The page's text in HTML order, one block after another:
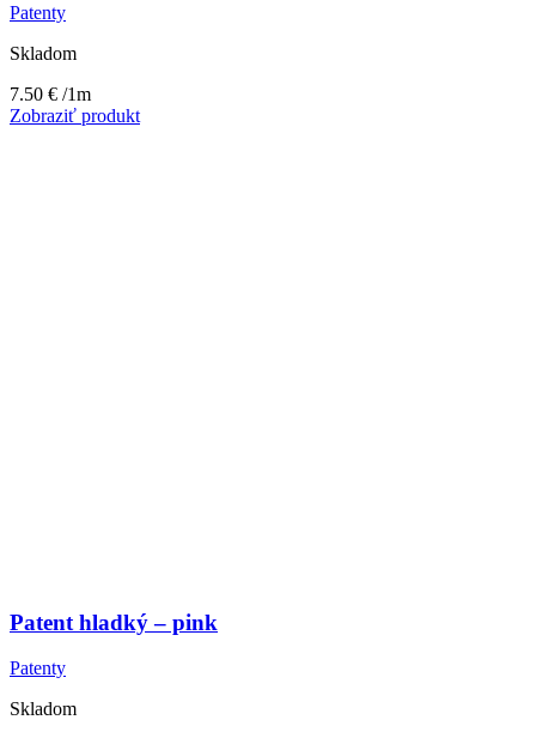
Patenty
Skladom
7.50 € /1m
Zobraziť produkt
Patent hladký – pink
Patenty
Skladom